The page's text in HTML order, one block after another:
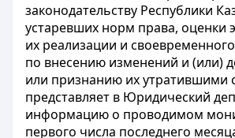
законодательству Республики
устаревших норм права, оценки
их реализации и
по внесению изменений и (или)
или признанию их утратившими
представляет в Юридический
информацию о проводимом
первого числа последнего